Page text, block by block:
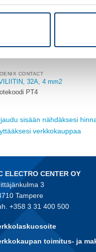
CONTACT
32A, 4 mm2
PT4
sisään nähdäksesi
verkkokauppaa
ELECTRO CENTER OY
3
Tampere
+358 3 31 400 500
toimitus- ja